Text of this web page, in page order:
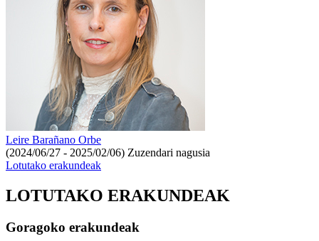
Leire Barañano Orbe
(2024/06/27 - 2025/02/06) Zuzendari nagusia
Lotutako erakundeak
LOTUTAKO ERAKUNDEAK
Goragoko erakundeak